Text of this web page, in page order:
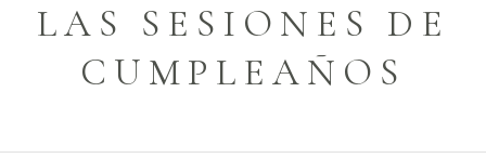
LAS SESIONES DE
CUMPLEAÑOS